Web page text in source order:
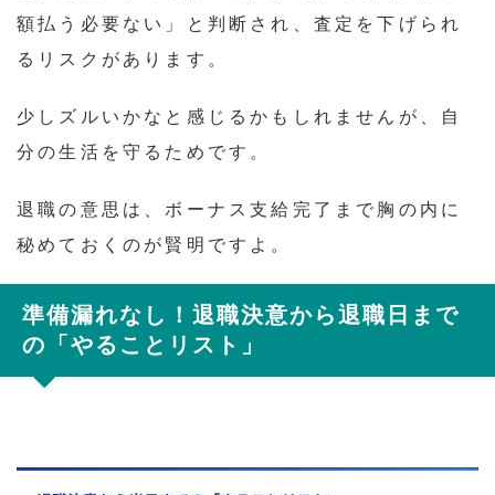
額払う必要ない」と判断され、査定を下げられ
るリスクがあります。
少しズルいかなと感じるかもしれませんが、自
分の生活を守るためです。
退職の意思は、ボーナス支給完了まで胸の内に
秘めておくのが賢明ですよ。
準備漏れなし！退職決意から退職日まで
の「やることリスト」